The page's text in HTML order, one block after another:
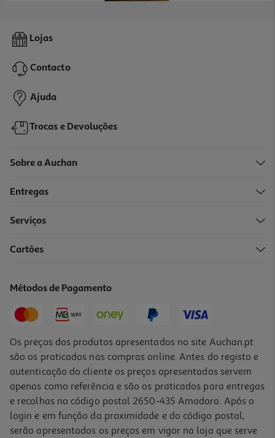
Cesto Em Bamboo Actuel Forrado 35x25x16cm
5,99 €
-28%
Price reduced from
6,99 €to
Promoção
Lojas
Contacto
Ajuda
Trocas e Devoluções
Sobre a Auchan
Entregas
Serviços
Cartões
Métodos de Pagamento
Os preços dos produtos apresentados no site Auchan.pt
são os praticados nas compras online. Antes do registo e
autenticação do cliente os preços apresentados servem
apenas como referência e são os praticados para entregas
e recolhas no código postal 2650-435 Amadora. Após o
login e em função da proximidade e do código postal,
serão apresentados os preços em vigor na loja que serve